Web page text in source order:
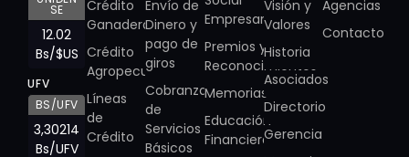
Crédito
Ganadero
Crédito
Agropecuario
Líneas
de
Crédito
Envío de
Dinero y
pago de
giros
Cobranza
de
Servicios
Básicos
Empresarial
Premios y
Reconocimientos
Memorias
Educación
Financiera
Visión y
Valores
Historia
Asociados
Directorio
Gerencia
Agencias
Contacto
SE
12.02
Bs/$US
UFV
BS/UFV
3,30214
Bs/UFV